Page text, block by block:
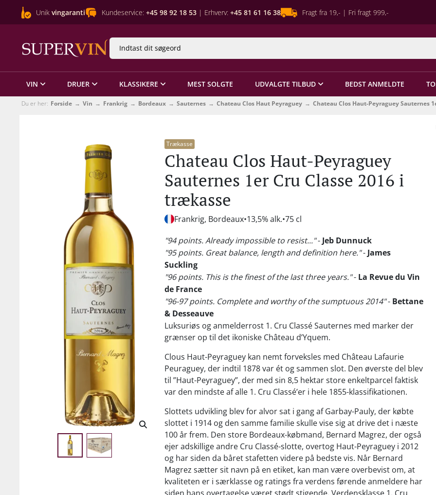
Unik vingaranti Kundeservice: +45 98 92 18 53 | Erhverv: +45 81 61 16 38 Fragt fra 19,- | Fri fragt 999,-
VIN DRUER KLASSIKERE MEST SOLGTE UDVALGTE TILBUD BEDST ANMELDTE
Du er her: Forside Vin Frankrig Bordeaux Sauternes Chateau Clos Haut Peyraguey Chateau Clos Haut-Peyraguey Sauternes
Trækasse
Chateau Clos Haut-Peyraguey
Sauternes 1er Cru Classe 2016 i
trækasse
Frankrig, Bordeaux 13,5% alk. 75 cl
"94 points. Already impossible to resist..."- Jeb Dunnuck
"95 points. Great balance, length and definition here."- James
Suckling
"96 points. This is the finest of the last three years."- La Revue du Vin
de France
"96-97 points. Complete and worthy of the sumptuous 2014"- Bettane
& Desseauve
Luksuriøs og anmelderrost 1. Cru Classé Sauternes med marker der
grænser op til det ikoniske Château d’Yquem.
Clous Haut-Peyraguey kan nemt forveksles med Château Lafaurie
Peuraguey, der indtil 1878 var ét og sammen slot. Den øverste del blev
til ”Haut-Peyraguey”, der med sin 8,5 hektar store enkeltparcel faktisk
var den mindste af alle 1. Cru Classé’er i hele 1855-klassifikationen.
Slottets udvikling blev for alvor sat i gang af Garbay-Pauly, der købte
slottet i 1914 og den samme familie skulle vise sig at drive det i næste
100 år frem. Den store Bordeaux-købmand, Bernard Magrez, der også
ejer adskillige andre Cru Classé-slotte, overtog Haut-Peyraguey i 2012
og har siden da båret stafetten videre på bedste vis. Når Bernard
Magrez sætter sit navn på en etiket, kan man være overbevist om, at
kvaliteten er i særklasse og ratings fra verdens førende anmeldere har